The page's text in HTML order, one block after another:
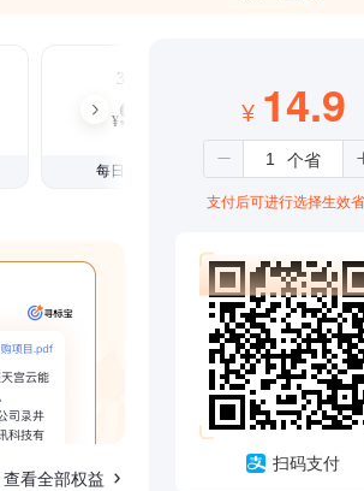
3个月
¥99
每日仅1.08元
查看全部权益
¥ 14.9
支付后可进行选择生效
扫码支付